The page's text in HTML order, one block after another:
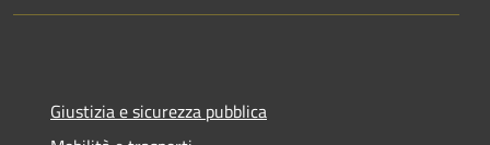
Giustizia e sicurezza pubblica